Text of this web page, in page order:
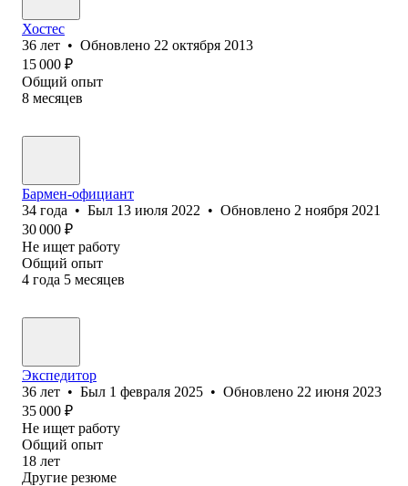
Хостес
36 лет • Обновлено 22 октября 2013
15 000 ₽
Общий опыт
8 месяцев
Бармен-официант
34 года • Был 13 июля 2022 • Обновлено 2 ноября 2021
30 000 ₽
Не ищет работу
Общий опыт
4 года 5 месяцев
Экспедитор
36 лет • Был 1 февраля 2025 • Обновлено 22 июня 2023
35 000 ₽
Не ищет работу
Общий опыт
18 лет
Другие резюме